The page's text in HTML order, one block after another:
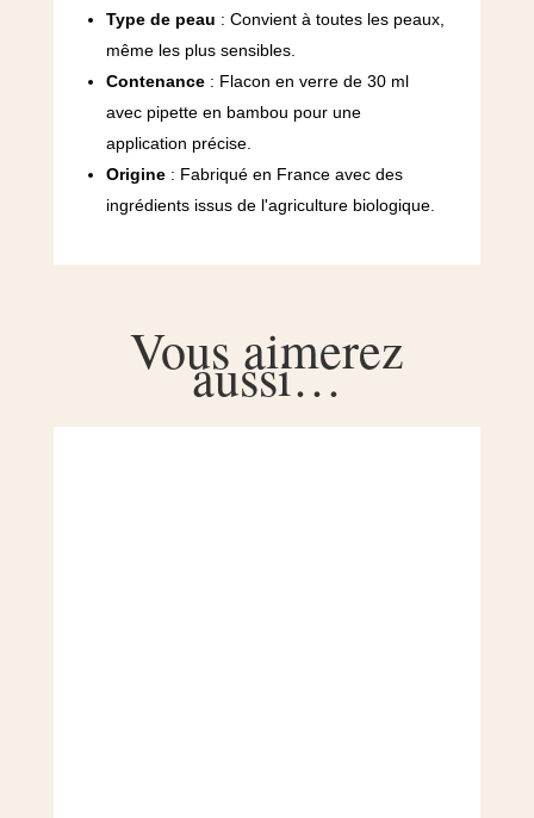
Type de peau : Convient à toutes les peaux,
même les plus sensibles.
Contenance: Flacon en verre de 30 ml
avec pipette en bambou pour une
application précise.
Origine: Fabriqué en France avec des
ingrédients issus de l'agriculture biologique.
Vous aimerez
aussi…